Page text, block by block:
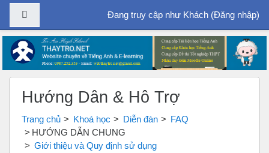
Chuyển tới nội dung chính
Bảng điều khiển cạnhĐang truy cập như Khách (Đăng nhập)
Hướng Dẫn & Hỗ Trợ
Trang chủ Khoá học Diễn đàn
FAQ
HƯỚNG DẪN CHUNG
Giới thiệu và Quy định sử dụng